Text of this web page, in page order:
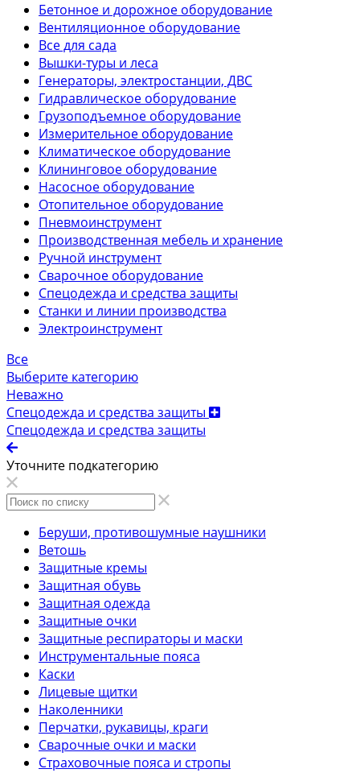
Бетонное и дорожное оборудование
Вентиляционное оборудование
Все для сада
Вышки-туры и леса
Генераторы, электростанции, ДВС
Гидравлическое оборудование
Грузоподъемное оборудование
Измерительное оборудование
Климатическое оборудование
Клининговое оборудование
Насосное оборудование
Отопительное оборудование
Пневмоинструмент
Производственная мебель и хранение
Ручной инструмент
Сварочное оборудование
Спецодежда и средства защиты
Станки и линии производства
Электроинструмент
Все
Выберите категорию
Неважно
Спецодежда и средства защиты
Спецодежда и средства защиты
Уточните подкатегорию
Беруши, противошумные наушники
Ветошь
Защитные кремы
Защитная обувь
Защитная одежда
Защитные очки
Защитные респираторы и маски
Инструментальные пояса
Каски
Лицевые щитки
Наколенники
Перчатки, рукавицы, краги
Сварочные очки и маски
Страховочные пояса и стропы